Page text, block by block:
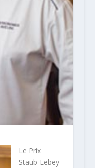
Le Prix
Staub-Lebey